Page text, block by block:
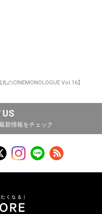
のCINEMONOLOGUE Vol.16】
US
新情報をチェック